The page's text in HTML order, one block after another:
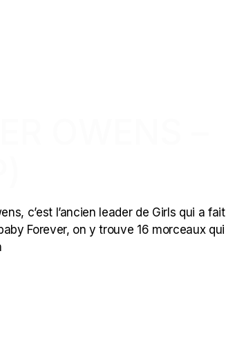
c’est l’ancien leader de Girls qui a fait
Forever, on y trouve 16 morceaux qui